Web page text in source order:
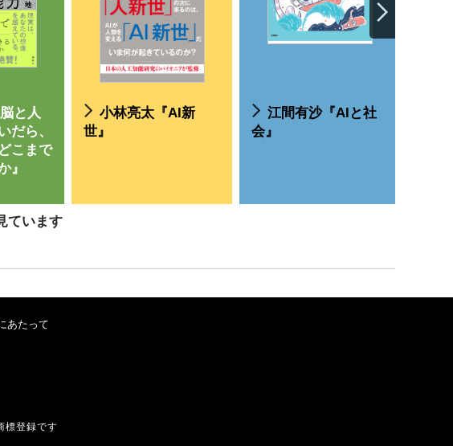
と人
だら、
こまで
』
小林亮太『AI新
世』
江間有沙『AIと社
会』
ています
あたって
登録です